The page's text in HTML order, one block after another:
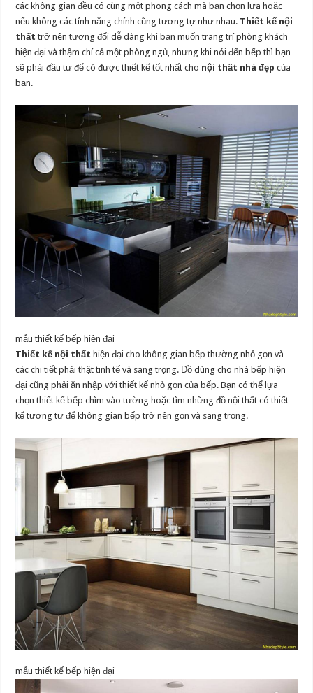
các không gian đều có cùng một phong cách mà bạn chọn lựa hoặc
nếu không các tính năng chính cũng tương tự như nhau. Thiết kế nội
thất trở nên tương đối dễ dàng khi bạn muốn trang trí phòng khách
hiện đại và thậm chí cả một phòng ngủ, nhưng khi nói đến bếp thì bạn
sẽ phải đầu tư để có được thiết kế tốt nhất cho nội thất nhà đẹp của
bạn.
mẫu thiết kế bếp hiện đại
Thiết kế nội thất hiện đại cho không gian bếp thường nhỏ gọn và
các chi tiết phải thật tinh tế và sang trọng. Đồ dùng cho nhà bếp hiện
đại cũng phải ăn nhập với thiết kế nhỏ gọn của bếp. Bạn có thể lựa
chọn thiết kế bếp chìm vào tường hoặc tìm những đồ nội thất có thiết
kế tương tự để không gian bếp trở nên gọn và sang trọng.
mẫu thiết kế bếp hiện đại